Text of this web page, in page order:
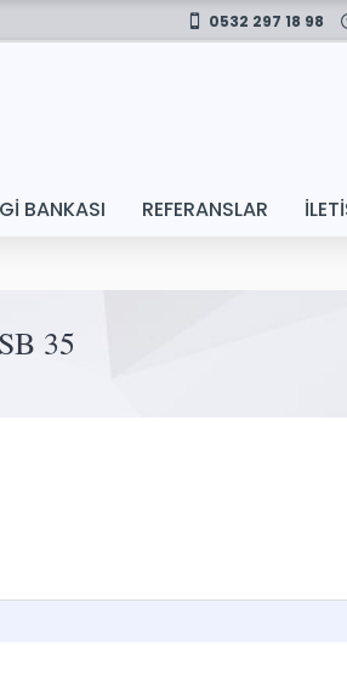
0532 297 18 98
BANKASI REFERANSLAR
35